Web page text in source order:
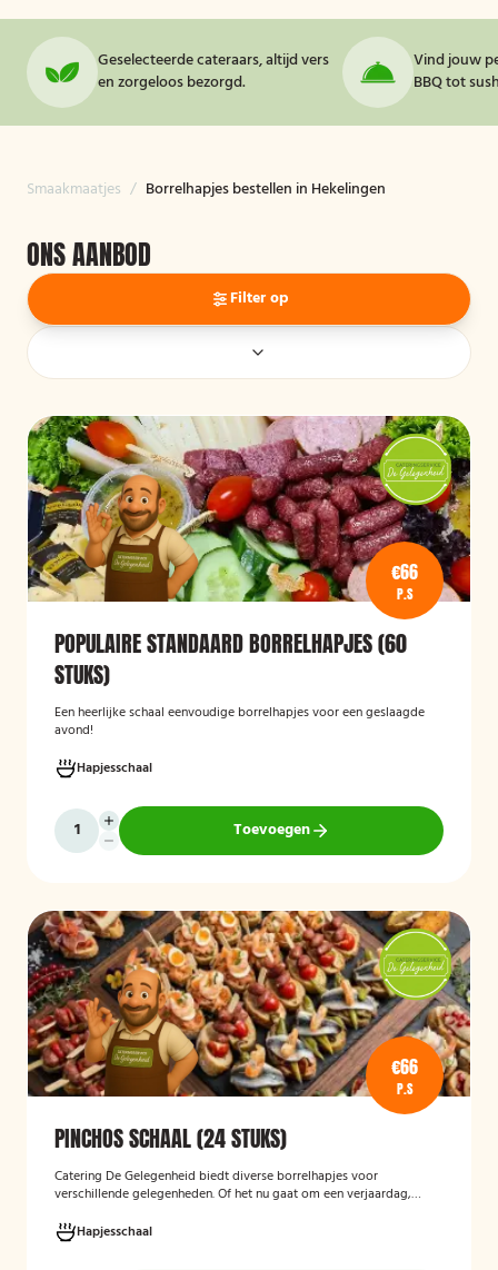
Geselecteerde cateraars, altijd vers
en zorgeloos bezorgd.
Vind jouw
BBQ tot
Smaakmaatjes / Borrelhapjes bestellen in Hekelingen
ONS AANBOD
Filter op
€66
P.S
POPULAIRE STANDAARD BORRELHAPJES (60
STUKS)
Een heerlijke schaal eenvoudige borrelhapjes voor een geslaagde
avond!
Hapjesschaal
Toevoegen
€66
P.S
PINCHOS SCHAAL (24 STUKS)
Catering De Gelegenheid biedt diverse borrelhapjes voor
verschillende gelegenheden. Of het nu gaat om een verjaardag,
Hieronder ziet u een selectie uit ons aanbod. De Poncho's schaal is
geschikt voor maximaal 6 personen
Hapjesschaal